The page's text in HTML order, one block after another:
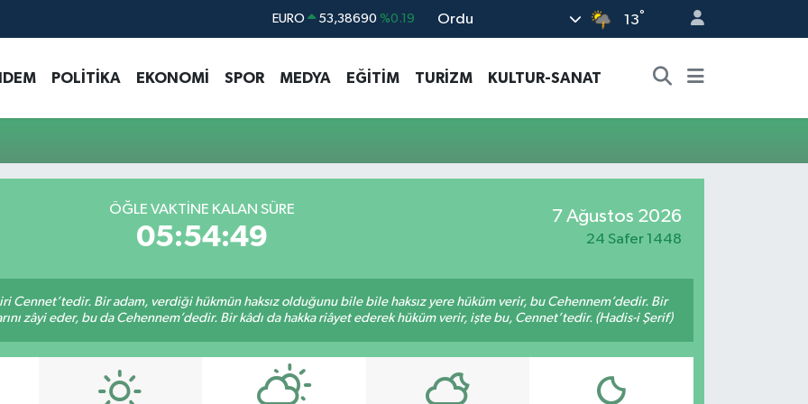
EURO 53,38690 %0.19
G.ALTIN 6862,09000 %0.19
BİST100 14.598,00 %0
DOLAR 45,43620 %0.02
Ordu 13°
POLİTİKA EKONOMİ SPOR MEDYA EĞİTİM TURİZM KULTUR-SANAT
ÖĞLE VAKTİNE KALAN SÜRE
05:54:49
7 Ağustos 2026
24 Safer 1448
Cennet’tedir. Bir adam, verdiği hükmün haksız olduğunu bile bile haksız yere hüküm verir, bu Cehennem’dedir. Bir
zâyi eder, bu da Cehennem’dedir. Bir kâdı da hakka riâyet ederek hüküm verir, işte bu, Cennet’tedir. (Hadis-i Şerif)